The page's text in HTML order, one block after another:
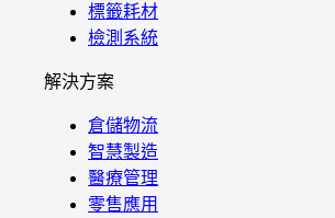
標籤耗材
檢測系統
解決方案
倉儲物流
智慧製造
醫療管理
零售應用